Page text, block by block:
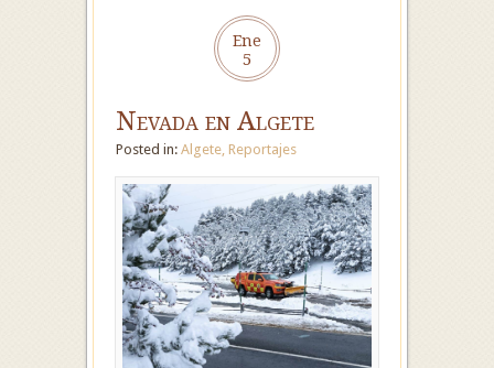
Ene
5
Nevada en Algete
Posted in: Algete, Reportajes